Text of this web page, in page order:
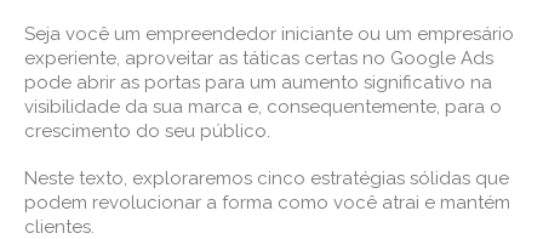
Seja você um empreendedor iniciante ou um empresário
experiente, aproveitar as táticas certas no Google Ads
pode abrir as portas para um aumento significativo na
visibilidade da sua marca e, consequentemente, para o
crescimento do seu público.
Neste texto, exploraremos cinco estratégias sólidas que
podem revolucionar a forma como você atrai e mantém
clientes.